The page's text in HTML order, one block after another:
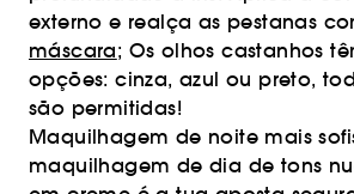
externo e realça as pestanas
máscara; Os olhos castanhos
opções: cinza, azul ou preto,
são permitidas!
Maquilhagem de noite mais
maquilhagem de dia de tons